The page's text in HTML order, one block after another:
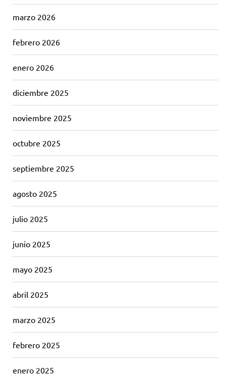
marzo 2026
febrero 2026
enero 2026
diciembre 2025
noviembre 2025
octubre 2025
septiembre 2025
agosto 2025
julio 2025
junio 2025
mayo 2025
abril 2025
marzo 2025
febrero 2025
enero 2025